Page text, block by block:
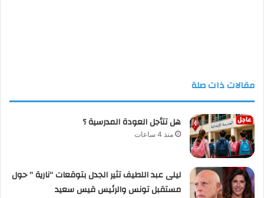
مقالات ذات صلة
هل تتأجل العودة المدرسية ؟
منذ 4 ساعات
ليلى عبد اللطيف تثير الجدل بتوقعات “نارية ” حول
مستقبل تونس والرئيس قيس سعيد